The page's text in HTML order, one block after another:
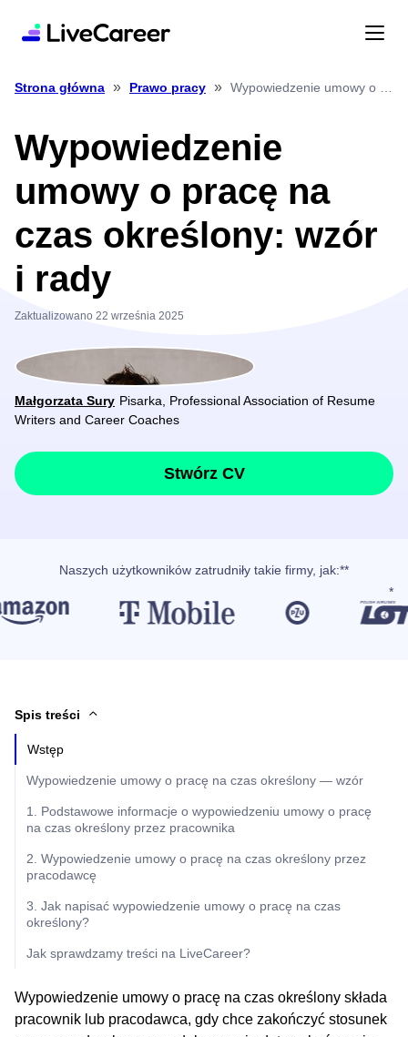
Strona główna » Prawo pracy »
Wypowiedzenie
umowy o pracę na
czas określony: wzór
i rady
Zaktualizowano 22 września 2025
Małgorzata Sury Pisarka, Professional Association of Resume
Writers and Career Coaches
Stwórz CV
Naszych użytkowników zatrudniły takie firmy, jak:**
Spis treści
Wstęp
Wypowiedzenie umowy o pracę na czas określony — wzór
1. Podstawowe informacje o wypowiedzeniu umowy o pracę
na czas określony przez pracownika
2. Wypowiedzenie umowy o pracę na czas określony przez
pracodawcę
3. Jak napisać wypowiedzenie umowy o pracę na czas
określony?
Jak sprawdzamy treści na LiveCareer?
Wypowiedzenie umowy o pracę na czas określony składa
pracownik lub pracodawca, gdy chce zakończyć stosunek